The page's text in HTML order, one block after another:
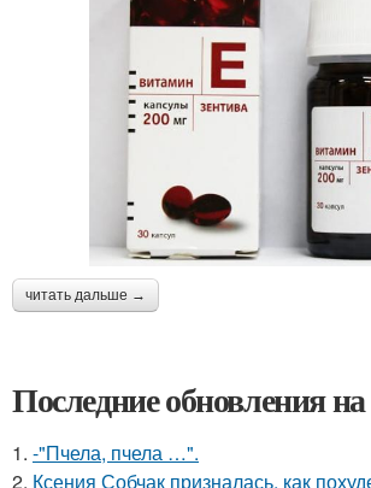
читать дальше →
Последние обновления на
1. -"Пчела, пчела …".
2. Ксения Собчак призналась, как